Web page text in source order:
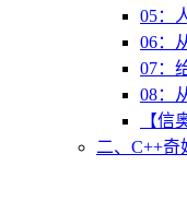
05：
06：
07：
08：
【
二、C++奇